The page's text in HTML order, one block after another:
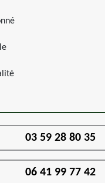
03 59 28 80 35
06 41 99 77 42